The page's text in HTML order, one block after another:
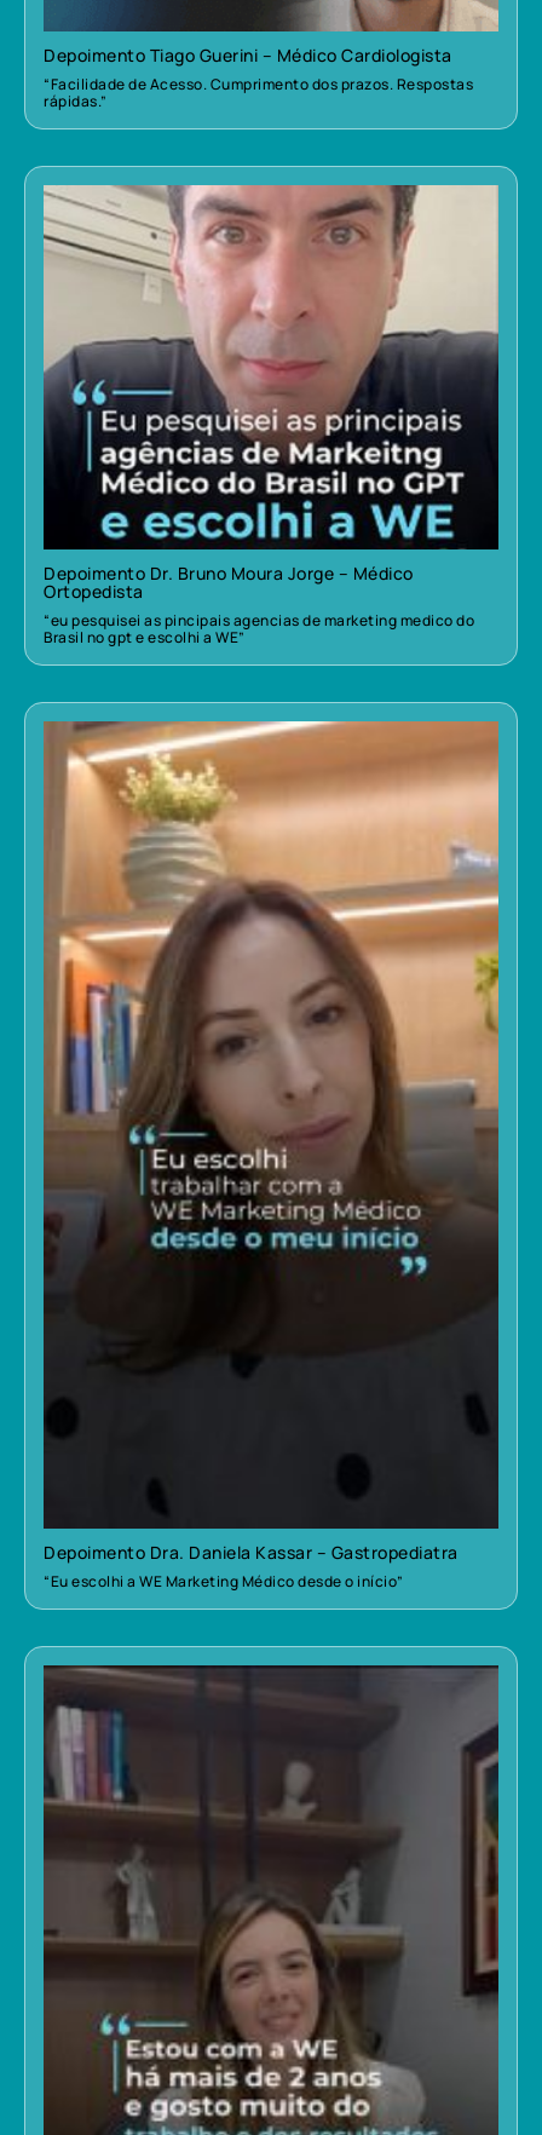
Depoimento Tiago Guerini – Médico Cardiologista
“Facilidade de Acesso. Cumprimento dos prazos. Respostas
rápidas.”
Depoimento Dr. Bruno Moura Jorge – Médico
Ortopedista
“eu pesquisei as pincipais agencias de marketing medico do
Brasil no gpt e escolhi a WE”
Depoimento Dra. Daniela Kassar – Gastropediatra
“Eu escolhi a WE Marketing Médico desde o início”